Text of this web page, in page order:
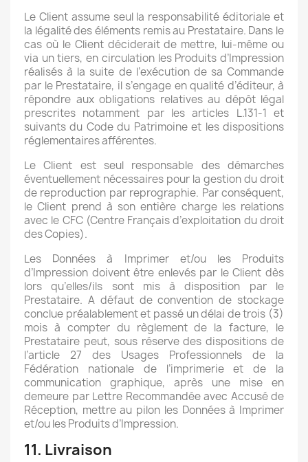
Le Client assume seul la responsabilité éditoriale et
la légalité des éléments remis au Prestataire. Dans le
cas où le Client déciderait de mettre, lui-même ou
via un tiers, en circulation les Produits d’Impression
réalisés à la suite de l’exécution de sa Commande
par le Prestataire, il s’engage en qualité d’éditeur, à
répondre aux obligations relatives au dépôt légal
prescrites notamment par les articles L.131-1 et
suivants du Code du Patrimoine et les dispositions
réglementaires afférentes.
Le Client est seul responsable des démarches
éventuellement nécessaires pour la gestion du droit
de reproduction par reprographie. Par conséquent,
le Client prend à son entière charge les relations
avec le CFC (Centre Français d’exploitation du droit
des Copies).
Les Données à Imprimer et/ou les Produits
d’Impression doivent être enlevés par le Client dès
lors qu’elles/ils sont mis à disposition par le
Prestataire. A défaut de convention de stockage
conclue préalablement et passé un délai de trois (3)
mois à compter du règlement de la facture, le
Prestataire peut, sous réserve des dispositions de
l’article 27 des Usages Professionnels de la
Fédération nationale de l’imprimerie et de la
communication graphique, après une mise en
demeure par Lettre Recommandée avec Accusé de
Réception, mettre au pilon les Données à Imprimer
et/ou les Produits d’Impression.
11. Livraison